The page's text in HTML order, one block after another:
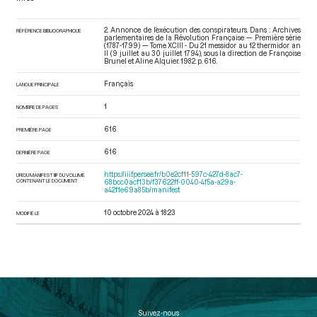
RÉFÉRENCE BIBLIOGRAPHIQUE
2. Annonce de l’exécution des conspirateurs. Dans : Archives
parlementaires de la Révolution Française — Première série
(1787-1799) — Tome XCIII - Du 21 messidor au 12 thermidor an
II (9 juillet au 30 juillet 1794), sous la direction de Françoise
Brunel et Aline Alquier. 1982. p. 616.
LANGUE PRINCIPALE Français
NOMBRE DE PAGES 1
PREMIÈRE PAGE 616
DERNIÈRE PAGE 616
URI DU MANIFEST IIIF DU VOLUME
CONTENANT LE DOCUMENT
https://iiif.persee.fr/b0e2cf11-597c-427d-8ac7-
68bcc0acf13b/f37622ff-0040-4f5a-a29a-
a42f1e69a85b/manifest
MODIFIÉ LE 10 octobre 2024 à 18:23
Suivez-nous